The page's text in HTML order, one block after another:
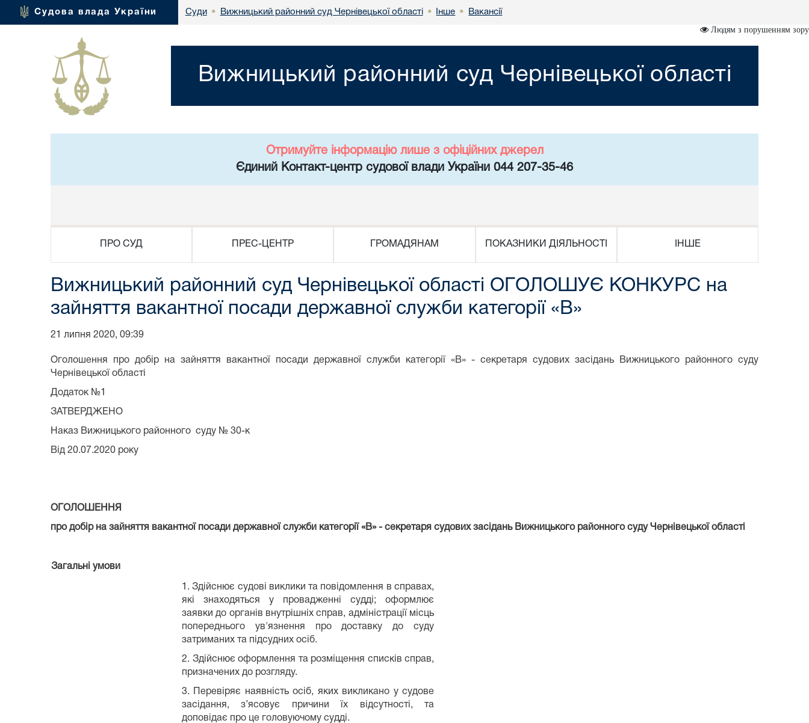
Судова влада України Суди • Вижницький районний суд Чернівецької області • Інше • Вакансії
Людям з порушенням зору
Вижницький районний суд Чернівецької області
Отримуйте інформацію лише з офіційних джерел
Єдиний Контакт-центр судової влади України 044 207-35-46
ПРО СУД ПРЕС-ЦЕНТР ГРОМАДЯНАМ ПОКАЗНИКИ ДІЯЛЬНОСТІ ІНШЕ
Вижницький районний суд Чернівецької області ОГОЛОШУЄ КОНКУРС на
зайняття вакантної посади державної служби категорії «В»
21 липня 2020, 09:39
Оголошення про добір на зайняття вакантної посади державної служби категорії «В» - секретаря судових засідань Вижницького районного суду
Чернівецької області
Додаток №1
ЗАТВЕРДЖЕНО
Наказ Вижницького районного суду № 30-к
Від 20.07.2020 року
ОГОЛОШЕННЯ
про добір на зайняття вакантної посади державної служби категорії «В» - секретаря судових засідань Вижницького районного суду Чернівецької області
Загальні умови
1. Здійснює судові виклики та повідомлення в справах,
які знаходяться у провадженні судді; оформлює
заявки до органів внутрішніх справ, адміністрації місць
попереднього ув'язнення про доставку до суду
затриманих та підсудних осіб.
2. Здійснює оформлення та розміщення списків справ,
призначених до розгляду.
3. Перевіряє наявність осіб, яких викликано у судове
засідання, з’ясовує причини їх відсутності, та
доповідає про це головуючому судді.